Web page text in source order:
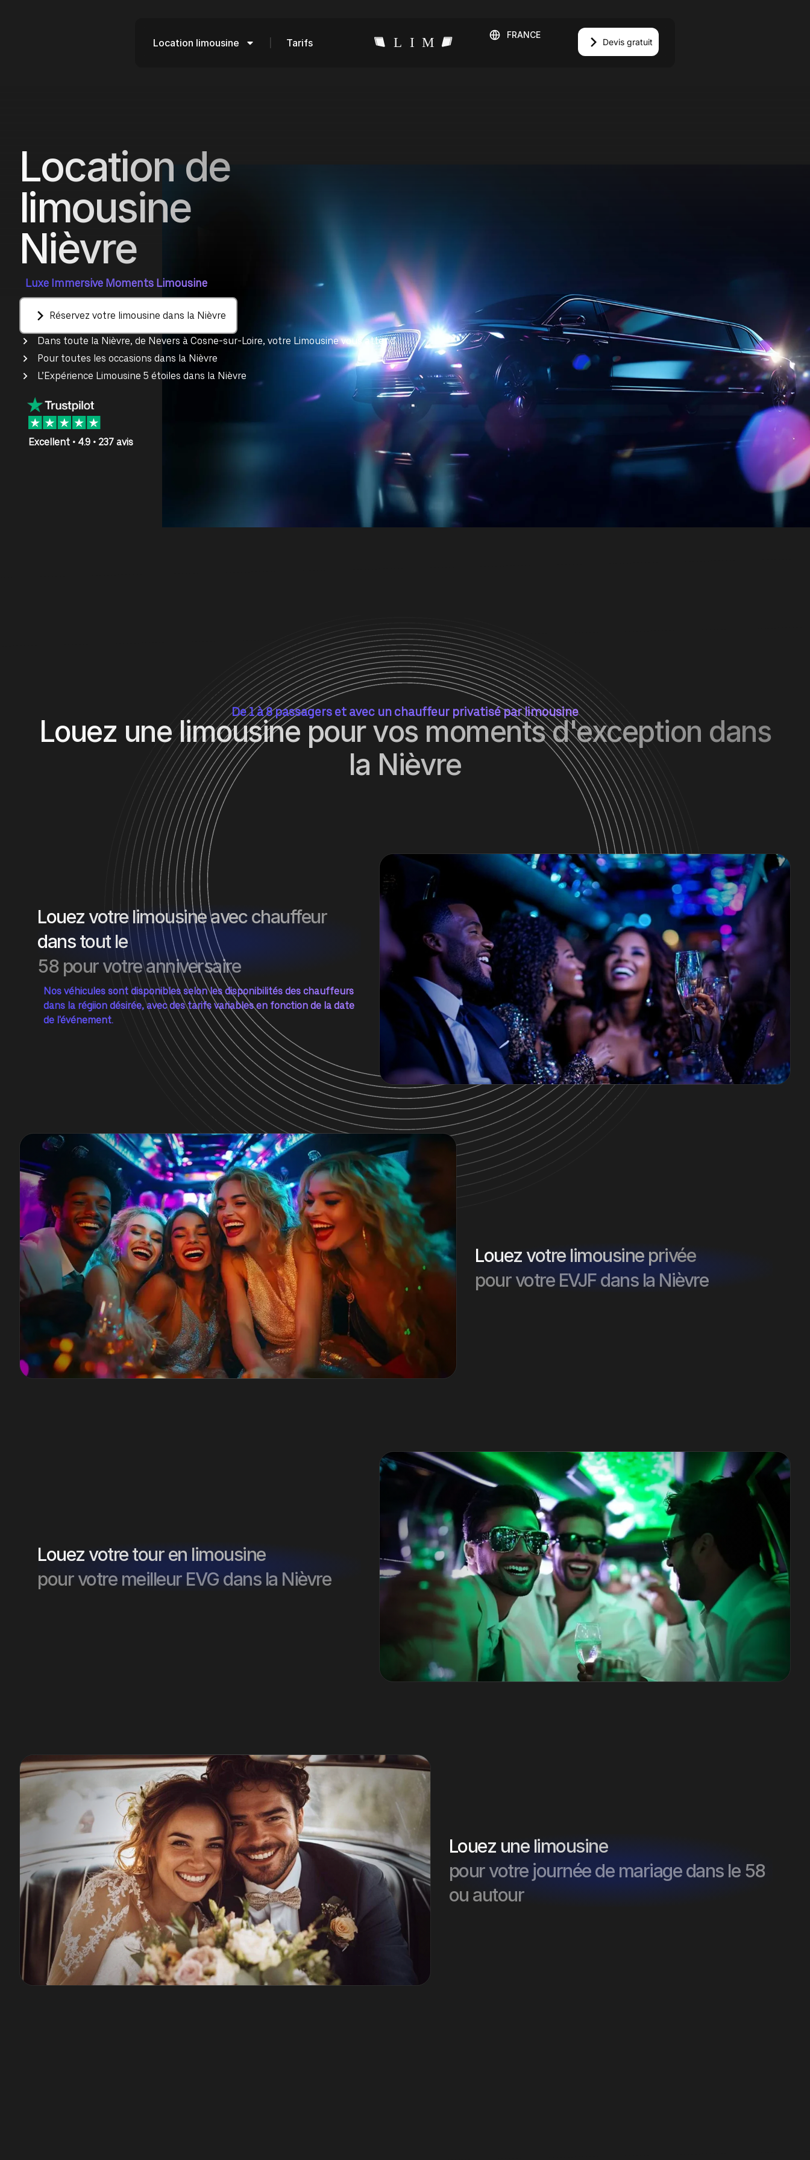
Location limousine Tarifs
FRANCE
Devis gratuit
Location de
limousine
Nièvre
Luxe Immersive Moments Limousine
Réservez votre limousine dans la Nièvre
Dans toute la Nièvre, de Nevers à Cosne-sur-Loire, votre Limousine vous attend.
Pour toutes les occasions dans la Nièvre
L’Expérience Limousine 5 étoiles dans la Nièvre
Excellent • 4.9 • 237 avis
De 1 à 8 passagers et avec un chauffeur privatisé par limousine
Louez une limousine pour vos moments d'exception dans
la Nièvre
Louez votre limousine avec chauffeur
dans tout le
58 pour votre anniversaire
Nos véhicules sont disponibles selon les disponibilités des chauffeurs
dans la régiion désirée, avec des tarifs variables en fonction de la date
de l'événement.
Louez votre limousine privée
pour votre EVJF dans la Nièvre
Louez votre tour en limousine
pour votre meilleur EVG dans la Nièvre
Louez une limousine
pour votre journée de mariage dans le 58
ou autour